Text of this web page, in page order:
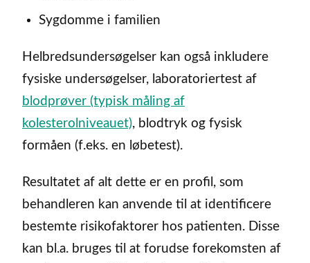
Sygdomme i familien
Helbredsundersøgelser kan også inkludere
fysiske undersøgelser, laboratoriertest af
blodprøver (typisk måling af
kolesterolniveauet), blodtryk og fysisk
formåen (f.eks. en løbetest).
Resultatet af alt dette er en profil, som
behandleren kan anvende til at identificere
bestemte risikofaktorer hos patienten. Disse
kan bl.a. bruges til at forudse forekomsten af